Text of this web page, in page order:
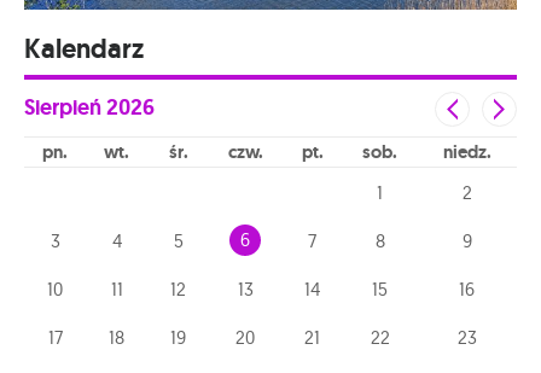
Kalendarz
Sierpień2026
pn wt śr czw pt sob niedz
1 2
3 4 5 6 7 8 9
10 11 12 13 14 15 16
17 18 19 20 21 22 23